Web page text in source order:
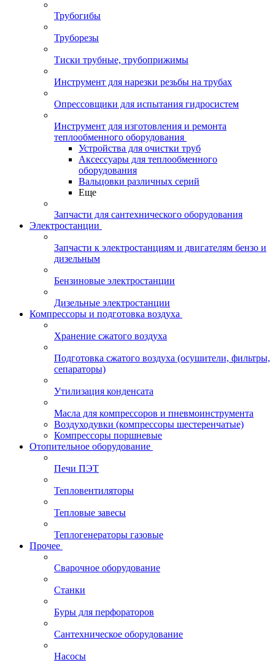
Трубогибы
Труборезы
Тиски трубные, трубоприжимы
Инструмент для нарезки резьбы на трубах
Опрессовщики для испытания гидросистем
Инструмент для изготовления и ремонта
теплообменного оборудования
Устройства для очистки труб
Аксессуары для теплообменного
оборудования
Вальцовки различных серий
Еще
Запчасти для сантехнического оборудования
Электростанции
Запчасти к электростанциям и двигателям бензо и
дизельным
Бензиновые электростанции
Дизельные электростанции
Компрессоры и подготовка воздуха
Хранение сжатого воздуха
Подготовка сжатого воздуха (осушители, фильтры,
сепараторы)
Утилизация конденсата
Масла для компрессоров и пневмоинструмента
Воздуходувки (компрессоры шестеренчатые)
Компрессоры поршневые
Отопительное оборудование
Печи ПЭТ
Тепловентиляторы
Тепловые завесы
Теплогенераторы газовые
Прочее
Сварочное оборудование
Станки
Буры для перфораторов
Сантехническое оборудование
Насосы